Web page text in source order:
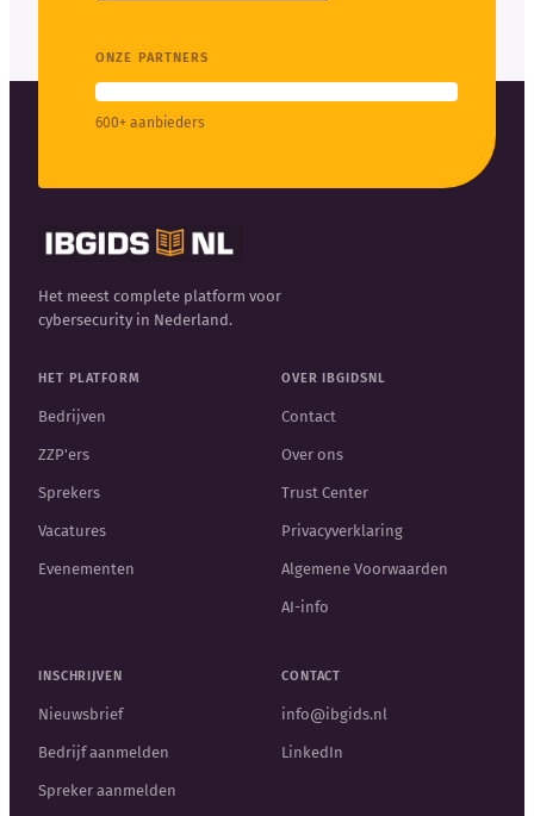
ONZE PARTNERS
600+ aanbieders
Het meest complete platform voor
cybersecurity in Nederland.
HET PLATFORM
Bedrijven
ZZP'ers
Sprekers
Vacatures
Evenementen
OVER IBGIDSNL
Contact
Over ons
Trust Center
Privacyverklaring
Algemene Voorwaarden
AI-info
INSCHRIJVEN
Nieuwsbrief
Bedrijf aanmelden
Spreker aanmelden
CONTACT
info@ibgids.nl
LinkedIn